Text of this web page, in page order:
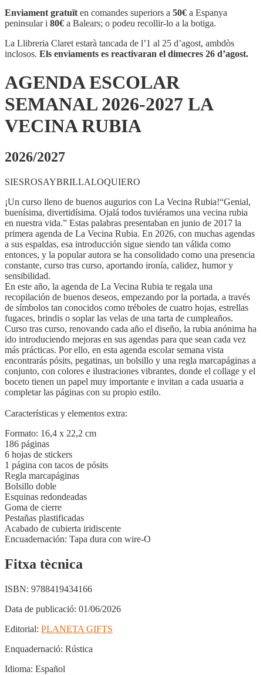
ESCOLAR
SEMANAL
2026-
2027
LA
Enviament gratuït en comandes superiors a 50€ a Espanya
peninsular i 80€ a Balears; o podeu recollir-lo a la botiga.
La Llibreria Claret estarà tancada de l’1 al 25 d’agost, ambdòs
inclosos. Els enviaments es reactivaran el dimecres 26 d’agost.
AGENDA ESCOLAR
SEMANAL 2026-2027 LA
VECINA RUBIA
2026/2027
SIESROSAYBRILLALOQUIERO
¡Un curso lleno de buenos augurios con La Vecina Rubia!“Genial,
buenísima, divertidísima. Ojalá todos tuviéramos una vecina rubia
en nuestra vida.” Estas palabras presentaban en junio de 2017 la
primera agenda de La Vecina Rubia. En 2026, con muchas agendas
a sus espaldas, esa introducción sigue siendo tan válida como
entonces, y la popular autora se ha consolidado como una presencia
constante, curso tras curso, aportando ironía, calidez, humor y
sensibilidad.
En este año, la agenda de La Vecina Rubia te regala una
recopilación de buenos deseos, empezando por la portada, a través
de símbolos tan conocidos como tréboles de cuatro hojas, estrellas
fugaces, brindis o soplar las velas de una tarta de cumpleaños.
Curso tras curso, renovando cada año el diseño, la rubia anónima ha
ido introduciendo mejoras en sus agendas para que sean cada vez
más prácticas. Por ello, en esta agenda escolar semana vista
encontrarás pósits, pegatinas, un bolsillo y una regla marcapáginas a
conjunto, con colores e ilustraciones vibrantes, donde el collage y el
boceto tienen un papel muy importante e invitan a cada usuaria a
completar las páginas con su propio estilo.
Características y elementos extra:
Formato: 16,4 x 22,2 cm
186 páginas
6 hojas de stickers
1 página con tacos de pósits
Regla marcapáginas
Bolsillo doble
Esquinas redondeadas
Goma de cierre
Pestañas plastificadas
Acabado de cubierta iridiscente
Encuadernación: Tapa dura con wire-O
Fitxa tècnica
ISBN: 9788419434166
Data de publicació: 01/06/2026
Editorial: PLANETA GIFTS
Enquadernació: Rústica
Idioma: Español